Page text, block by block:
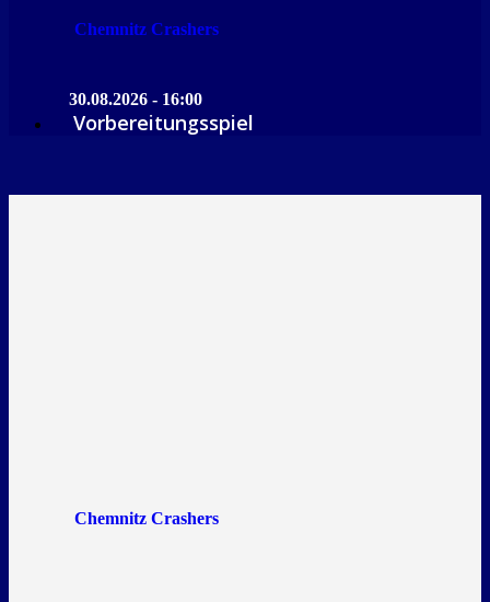
Chemnitz Crashers
30.08.2026 - 16:00
Vorbereitungsspiel
Chemnitz Crashers